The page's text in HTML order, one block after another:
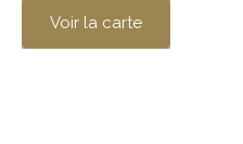
Voir la carte